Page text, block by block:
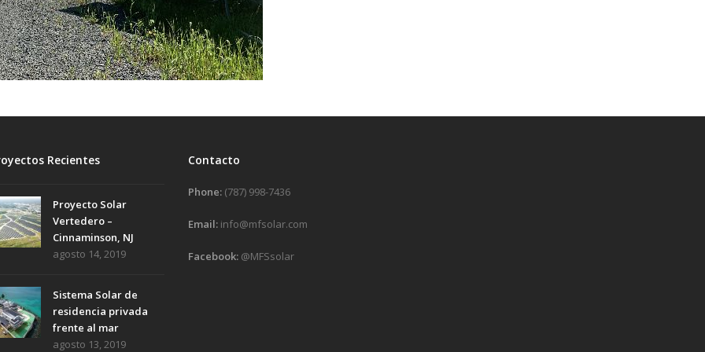
Recientes
Proyecto Solar
Vertedero –
Cinnaminson, NJ
agosto 14, 2019
Sistema Solar de
residencia privada
frente al mar
agosto 13, 2019
Contacto
Phone: (787) 998-7436
Email: info@mfsolar.com
Facebook: @MFSsolar